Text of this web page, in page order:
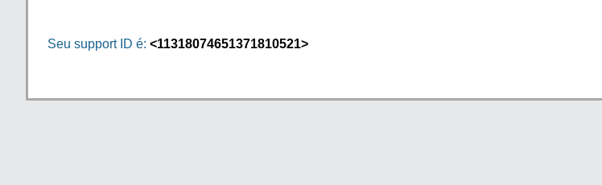
Seu support ID é: <11318074651371810521>